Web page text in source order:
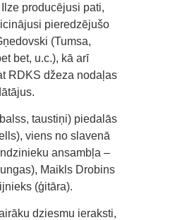
producējusi pati,
pieredzējušo
(Tumsa,
bet, u.c.), kā arī
RDKS džeza nodaļas
taustiņi) piedalās
viens no slavenā
ansambļa –
Maikls Drobins
(ģitāra).
dziesmu ieraksti,